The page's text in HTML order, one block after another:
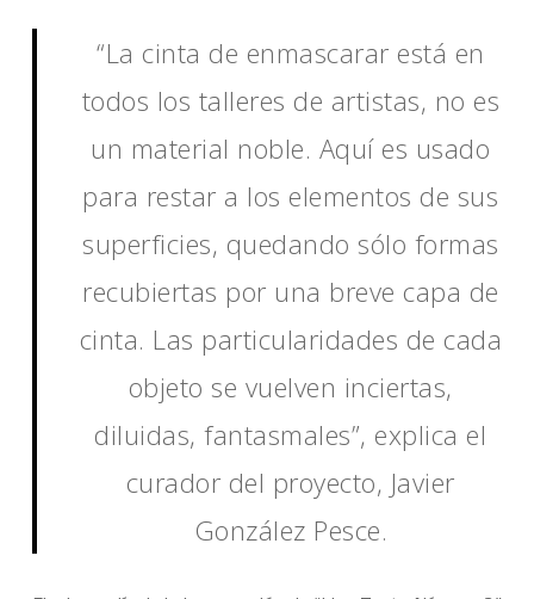
“La cinta de enmascarar está en
todos los talleres de artistas, no es
un material noble. Aquí es usado
para restar a los elementos de sus
superficies, quedando sólo formas
recubiertas por una breve capa de
cinta. Las particularidades de cada
objeto se vuelven inciertas,
diluidas, fantasmales”, explica el
curador del proyecto, Javier
González Pesce.